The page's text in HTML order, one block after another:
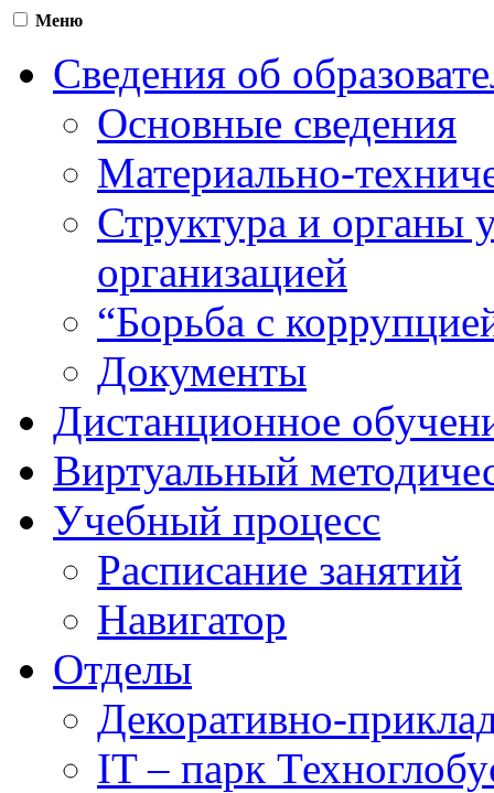
Меню
Сведения об
Основные сведения
Материально-
Структура и органы
организацией
“Борьба с
Документы
Дистанционное
Виртуальный
Учебный процесс
Расписание занятий
Навигатор
Отделы
Декоративно-
IT – парк